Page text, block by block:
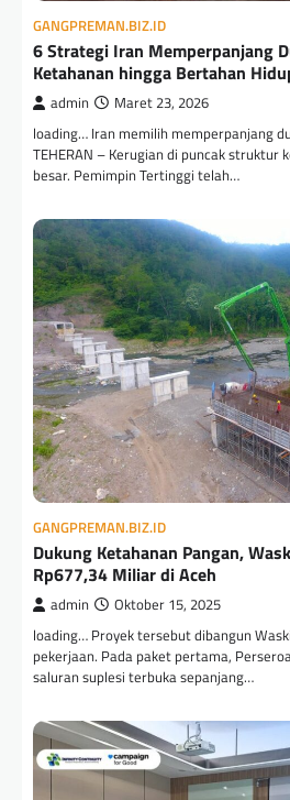
GANGPREMAN.BIZ.ID
6 Strategi Iran Memperpanjang
Ketahanan hingga Bertahan
admin Maret 23, 2026
loading… Iran memilih memperpanjang
TEHERAN – Kerugian di puncak struktur
besar. Pemimpin Tertinggi telah…
GANGPREMAN.BIZ.ID
Dukung Ketahanan Pangan,
Rp677,34 Miliar di Aceh
admin Oktober 15, 2025
loading… Proyek tersebut dibangun
pekerjaan. Pada paket pertama,
saluran suplesi terbuka sepanjang…